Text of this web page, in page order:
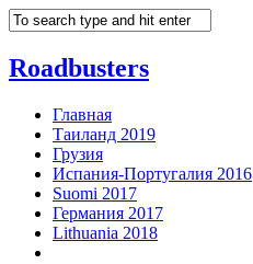
Roadbusters
Главная
Таиланд 2019
Грузия
Испания-Португалия 2016
Suomi 2017
Германия 2017
Lithuania 2018